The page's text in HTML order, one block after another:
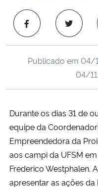
Ministério da Saúde
Ministério de Minas e Energia
Ministério da Ciência, Tecnologia,
Ministério do Turismo
Ministério do Desenvolvimento
Controladoria-Geral da União
Publicado em 04/
04/
Durante os dias 31 de
equipe da
Empreendedora da
aos campi da UFSM
Frederico Westphalen.
apresentar as ações